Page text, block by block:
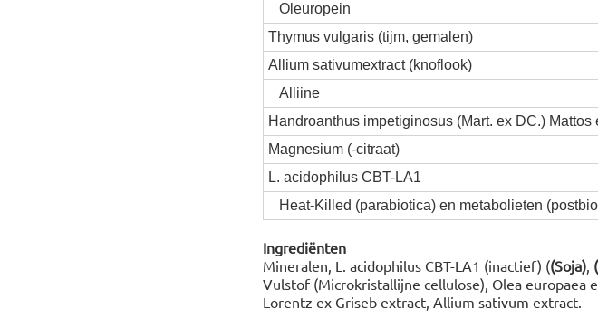
Oleuropein
Thymus vulgaris (tijm, gemalen)
Allium sativumextract (knoflook)
Alliine
Handroanthus impetiginosus (Mart. ex DC.) Mattos
Magnesium (-citraat)
L. acidophilus CBT-LA1
Heat-Killed (parabiotica) en metabolieten
Ingrediënten
Mineralen, L. acidophilus CBT-LA1 (inactief) ((Soja),
Vulstof (Microkristallijne cellulose), Olea europaea
Lorentz ex Griseb extract, Allium sativum extract.